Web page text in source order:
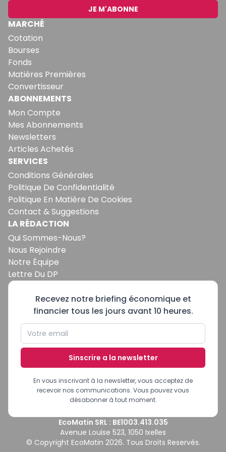
JE M'ABONNE
MARCHÉ
Cotation
Bourses
Fonds
Matières Premières
Convertisseur
ABONNEMENTS
Mon Compte
Mes Abonnements
Newsletters
Articles Achetés
SERVICES
Conditions Générales
Politique De Confidentialité
Politique En Matière De Cookies
Contact & Suggestions
LA RÉDACTION
Qui Sommes-Nous?
Nous Rejoindre
Notre Équipe
Lettre Du DP
Recevez notre briefing économique et
financier tous les jours avant 10 heures.
Sinscrire a la newsletter
En vous inscrivant à la newsletter, vous acceptez de
recevoir nos communications. Vous pouvez vous
désabonner à tout moment.
EcoMatin SRL : BE1003.413.035
Avenue Louise 523, 1050 Ixelles
© Copyright EcoMatin 2026. Tous Droits Reservés.